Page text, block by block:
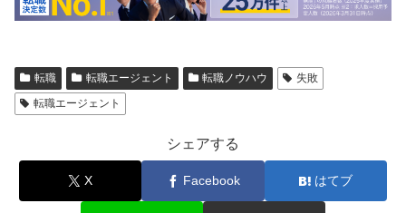
転職 転職エージェント 転職ノウハウ
失敗
転職エージェント
シェアする
X Facebook はてブ